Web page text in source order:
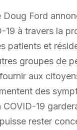
Doug Ford
à travers la
patients et
groupes de
aux
des
COVID-19
rester